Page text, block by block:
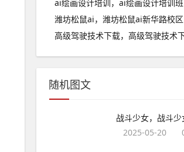
ai绘画设计培训，ai绘画设计培训班
潍坊松鼠ai，潍坊松鼠ai新华路校
高级驾驶技术下载，高级驾驶技术
随机图文
战斗少女，战斗少
2025-05-20